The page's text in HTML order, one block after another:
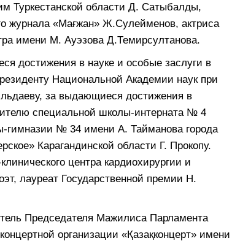
Туркестанской области Д. Сатыбалды,
журнала «Мағжан» Ж.Сулейменов, актриса
имени М. Ауэзова Д.Темирсултанова.
достижения в науке и особые заслуги в
Национальной Академии наук при
за выдающиеся достижения в
специальной школы-интерната № 4
гимназии № 34 имени А. Тайманова города
Карагандинской области Г. Прокопу.
центра кардиохирургии и
лауреат Государственной премии Н.
Председателя Мажилиса Парламента
организации «Қазақконцерт» имени